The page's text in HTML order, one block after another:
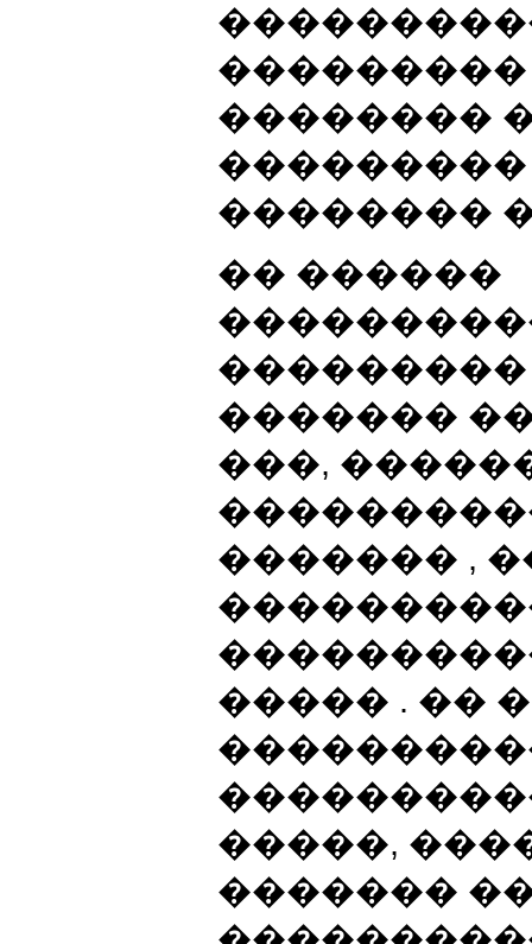
���������
��������
��������
�� ������
�������
���,
������� ,
����� . ��
�����,
�������